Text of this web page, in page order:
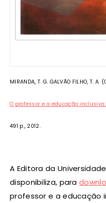
MIRANDA, T. G. GALVÃO FILHO, T. A.
O professor e a educação
491 p., 2012.
A Editora da
disponibiliza, para
professor e a educação